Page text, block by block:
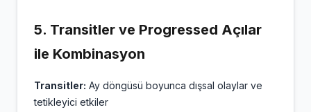
5. Transitler ve Progressed Açılar
ile Kombinasyon
Transitler: Ay döngüsü boyunca dışsal olaylar ve
tetikleyici etkiler